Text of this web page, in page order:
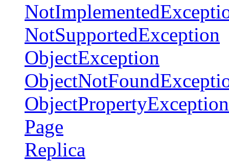
NotSupportedException
ObjectException
ObjectPropertyException
Page
Replica